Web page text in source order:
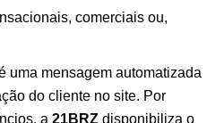
comerciais ou,
uma mensagem automatizada
do cliente no site. Por
a 21BRZ disponibiliza o